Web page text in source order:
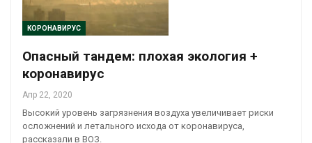
КОРОНАВИРУС
Опасный тандем: плохая экология +
коронавирус
Апр 22, 2020
Высокий уровень загрязнения воздуха увеличивает риски
осложнений и летального исхода от коронавируса,
рассказали в ВОЗ.